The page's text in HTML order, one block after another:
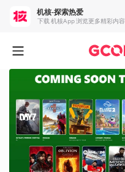
机核-探索热爱
下载 机核App 浏览更多精彩内容